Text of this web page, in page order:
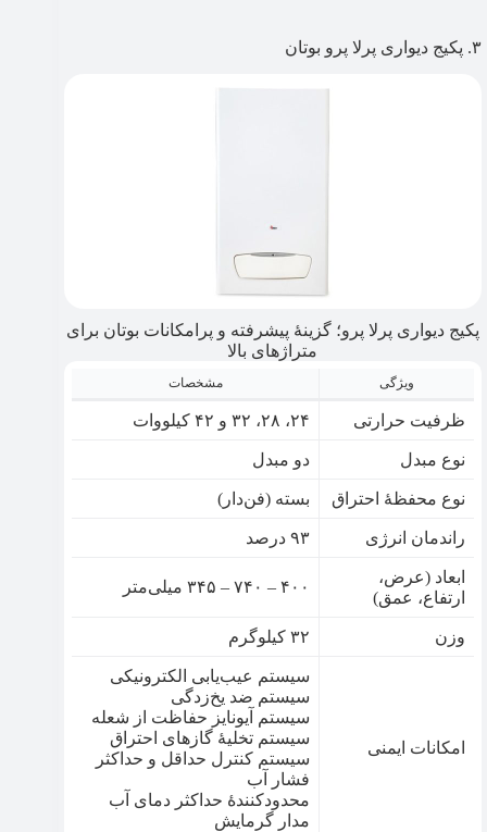
۳. پکیج دیواری پرلا پرو بوتان
پکیج دیواری پرلا پرو؛ گزینۀ پیشرفته و پرامکانات بوتان برای
متراژهای بالا
ویژگی مشخصات
ظرفیت حرارتی ۲۴، ۲۸، ۳۲ و ۴۲ کیلووات
نوع مبدل دو مبدل
نوع محفظۀ احتراق بسته (فن‌دار)
راندمان انرژی ۹۳ درصد
ابعاد (عرض،
ارتفاع، عمق)
۴۰۰ – ۷۴۰ – ۳۴۵ میلی‌متر
وزن ۳۲ کیلوگرم
امکانات ایمنی
سیستم عیب‌یابی الکترونیکی
سیستم ضد یخ‌زدگی
سیستم آیونایز حفاظت از شعله
سیستم تخلیۀ گازهای احتراق
سیستم کنترل حداقل و حداکثر
فشار آب
محدودکنندۀ حداکثر دمای آب
مدار گرمایش